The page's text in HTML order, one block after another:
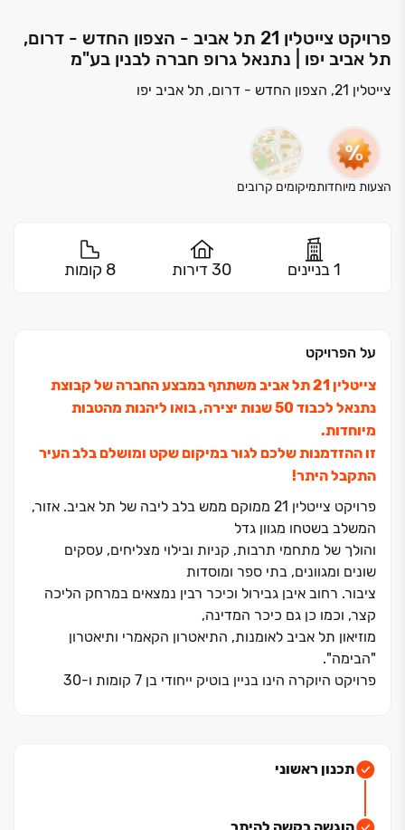
פרויקט צייטלין 21 תל אביב - הצפון החדש - דרום,
תל אביב יפו | נתנאל גרופ חברה לבנין בע"מ
צייטלין 21, הצפון החדש - דרום, תל אביב יפו
הצעות מיוחדותמיקומים קרובים
1 בניינים 30 דירות 8 קומות
על הפרויקט
צייטלין ‏21 תל אביב משתתף במבצע החברה של קבוצת
נתנאל לכבוד 50 שנות יצירה, בואו ליהנות מהטבות
מיוחדות.
זו ההזדמנות שלכם לגור במיקום שקט ומושלם בלב העיר
התקבל היתר!
פרויקט צייטלין ‏21 ממוקם ממש בלב ליבה של תל אביב. אזור,
המשלב בשטחו מגוון גדל
והולך של מתחמי תרבות, קניות ובילוי מצליחים, עסקים
שונים ומגוונים, בתי ספר ומוסדות
ציבור. רחוב איבן גבירול וכיכר רבין נמצאים במרחק הליכה
קצר, וכמו כן גם כיכר המדינה,
מוזיאון תל אביב לאומנות, התיאטרון הקאמרי ותיאטרון
"הבימה".
פרויקט היוקרה הינו בניין בוטיק ייחודי בן ‏7 קומות ו‏-30
האדריכל גידי בר אוריין. לפרויקט תמהיל מגוון של דירות עם
תכנון ראשוני